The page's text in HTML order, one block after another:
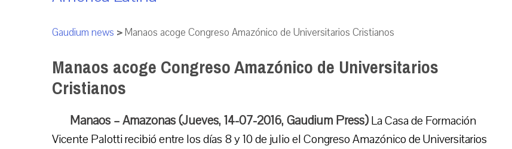
Gaudium news >Manaos acoge Congreso Amazónico de Universitarios Cristianos
Manaos acoge Congreso Amazónico de Universitarios
Cristianos
Manaos – Amazonas (Jueves, 14-07-2016, Gaudium Press)La Casa de Formación
Vicente Palotti recibió entre los días 8 y 10 de julio el Congreso Amazónico de Universitarios